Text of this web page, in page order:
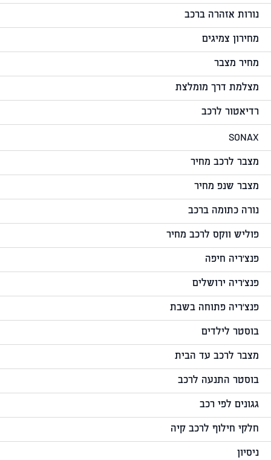
נורות אזהרה ברכב
מחירון צמיגים
מחיר מצבר
מצלמת דרך מומלצת
רדיאטור לרכב
SONAX
מצבר לרכב מחיר
מצבר שנפ מחיר
נורה כתומה ברכב
פוליש ווקס לרכב מחיר
פנצ'ריה חיפה
פנצ'ריה ירושלים
פנצ'ריה פתוחה בשבת
בוסטר לילדים
מצבר לרכב עד הבית
בוסטר התנעה לרכב
גגונים לפי רכב
חלקי חילוף לרכב קיה
ניסיון